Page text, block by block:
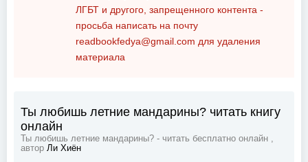
ЛГБТ и другого, запрещенного контента -
просьба написать на почту
readbookfedya@gmail.com для удаления
материала
Ты любишь летние мандарины? читать книгу
онлайн
Ты любишь летние мандарины? - читать бесплатно онлайн ,
автор Ли Хиён